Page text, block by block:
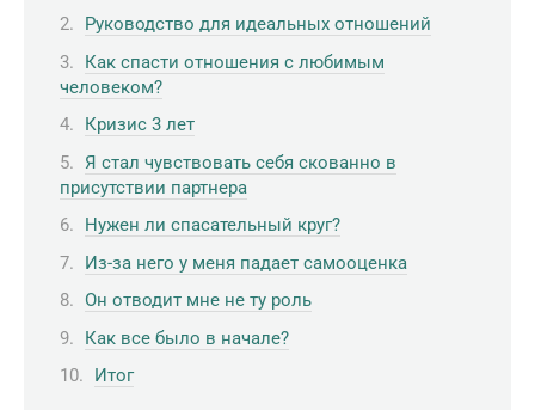
Руководство для идеальных отношений
Как спасти отношения с любимым
человеком?
Кризис 3 лет
Я стал чувствовать себя скованно в
присутствии партнера
Нужен ли спасательный круг?
Из-за него у меня падает самооценка
Он отводит мне не ту роль
Как все было в начале?
Итог